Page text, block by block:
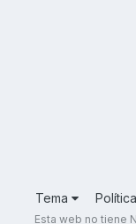
Tema
Esta web no tiene